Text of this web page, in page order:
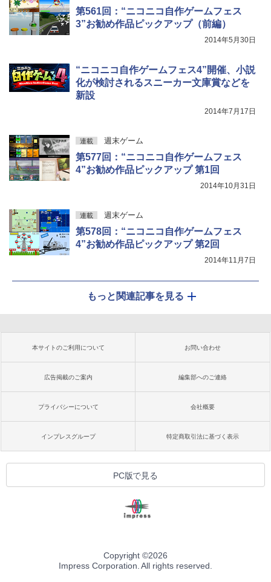
第561回：“ニコニコ自作ゲームフェス
3”お勧め作品ピックアップ（前編）
2014年5月30日
“ニコニコ自作ゲームフェス4”開催、小説
化が検討されるスニーカー文庫賞などを
新設
2014年7月17日
連載 週末ゲーム
第577回：“ニコニコ自作ゲームフェス
4”お勧め作品ピックアップ 第1回
2014年10月31日
連載 週末ゲーム
第578回：“ニコニコ自作ゲームフェス
4”お勧め作品ピックアップ 第2回
2014年11月7日
もっと関連記事を見る
本サイトのご利用について お問い合わせ
広告掲載のご案内 編集部へのご連絡
プライバシーについて 会社概要
インプレスグループ 特定商取引法に基づく表示
PC版で見る
Copyright ©2026
Impress Corporation. All rights reserved.